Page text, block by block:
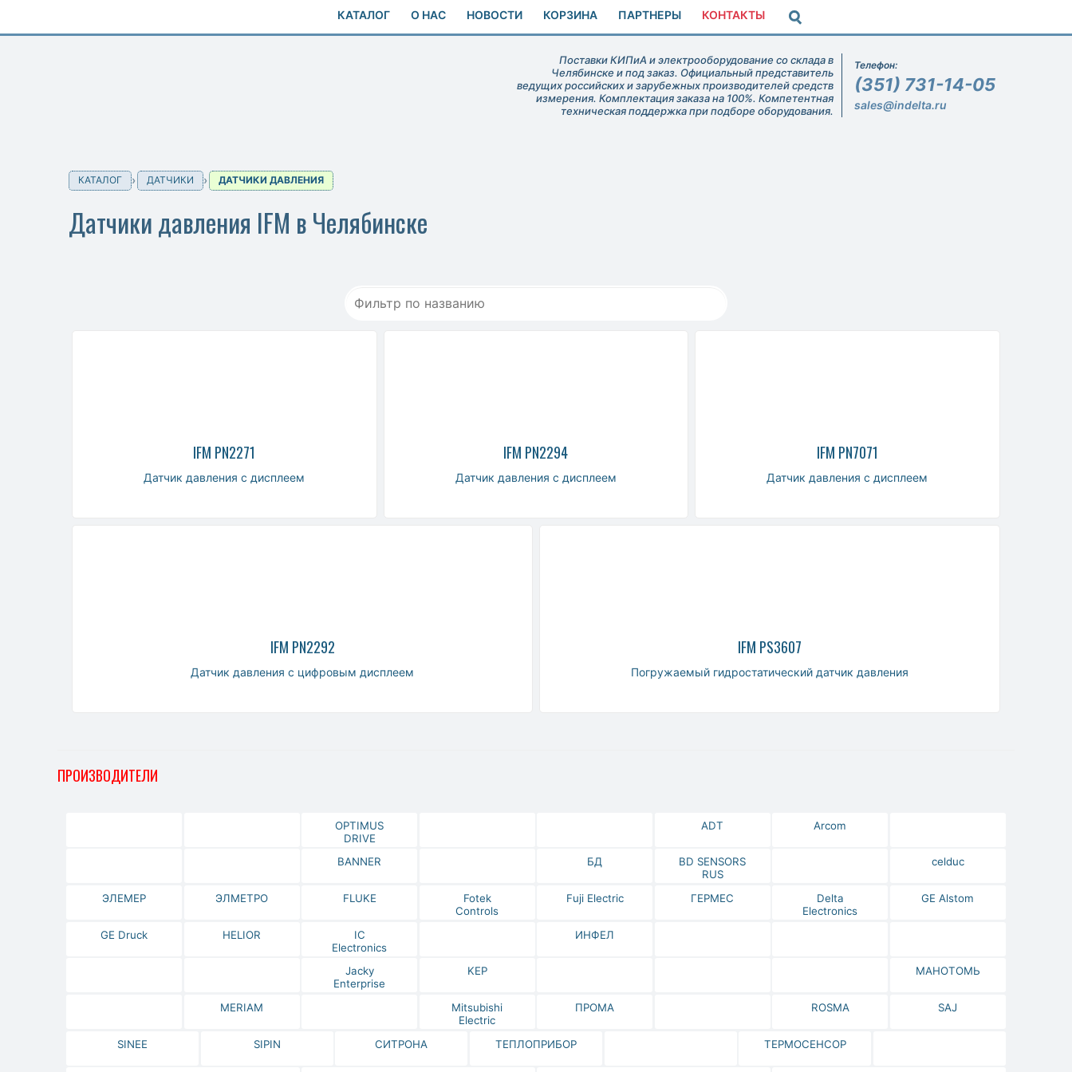
КАТАЛОГ О НАС НОВОСТИ КОРЗИНА ПАРТНЕРЫ КОНТАКТЫ
Поставки КИПиА и электрооборудование со склада в
Челябинске и под заказ. Официальный представитель
ведущих российских и зарубежных производителей средств
измерения. Комплектация заказа на 100%. Компетентная
техническая поддержка при подборе оборудования.
Телефон:
(351) 731-14-05
sales@indelta.ru
КАТАЛОГ ДАТЧИКИ ДАТЧИКИ ДАВЛЕНИЯ
Датчики давления IFM в Челябинске
IFM PN2271
Датчик давления с дисплеем
IFM PN2294
Датчик давления с дисплеем
IFM PN7071
Датчик давления с дисплеем
IFM PN2292
Датчик давления с цифровым дисплеем
IFM PS3607
Погружаемый гидростатический датчик давления
ПРОИЗВОДИТЕЛИ
OPTIMUS
DRIVE
ADT Arcom
BANNER БД
BD SENSORS
RUS
celduc
ЭЛЕМЕР ЭЛМЕТРО FLUKE
Fotek
Controls
Fuji Electric ГЕРМЕС
Delta
Electronics
GE Alstom
GE Druck HELIOR
IC
Electronics
ИНФЕЛ
Jacky
Enterprise
KEP МАНОТОМЬ
MERIAM
Mitsubishi
Electric
ПРОМА ROSMA SAJ
SINEE SIPIN СИТРОНА ТЕПЛОПРИБОР ТЕРМОСЕНСОР